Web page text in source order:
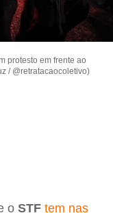
protesto em frente ao
/ @retratacaocoletivo)
o STF tem nas